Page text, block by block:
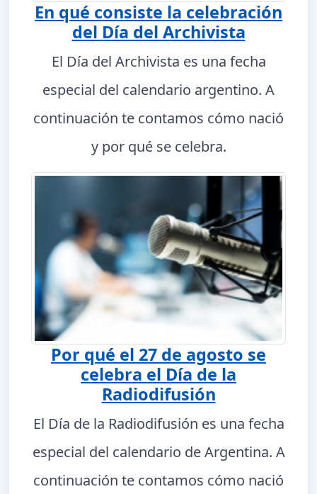
En qué consiste la celebración
del Día del Archivista
El Día del Archivista es una fecha
especial del calendario argentino. A
continuación te contamos cómo nació
y por qué se celebra.
Por qué el 27 de agosto se
celebra el Día de la
Radiodifusión
El Día de la Radiodifusión es una fecha
especial del calendario de Argentina. A
continuación te contamos cómo nació